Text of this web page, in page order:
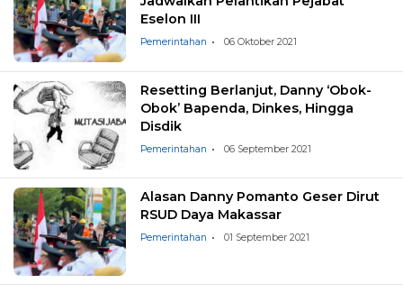
Eselon III
Pemerintahan 06 Oktober 2021
Resetting Berlanjut, Danny ‘Obok-
Obok’ Bapenda, Dinkes, Hingga
Disdik
Pemerintahan 06 September 2021
Alasan Danny Pomanto Geser Dirut
RSUD Daya Makassar
Pemerintahan 01 September 2021